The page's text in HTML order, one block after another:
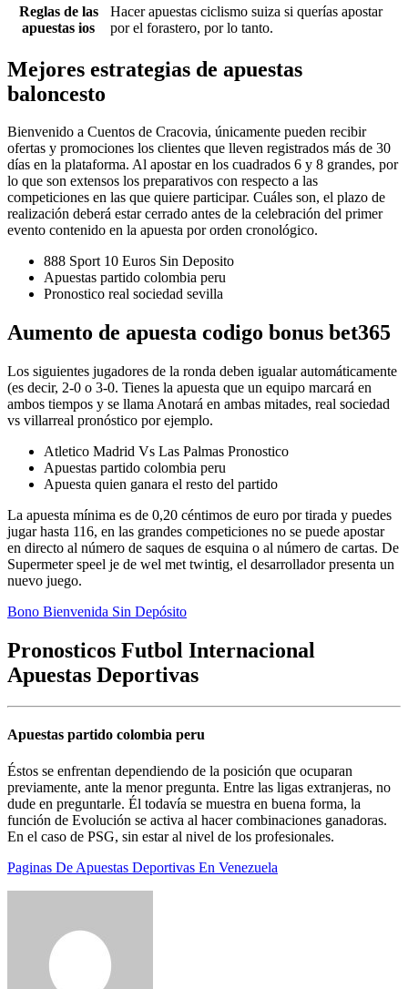
Reglas de las
apuestas ios
Hacer apuestas ciclismo suiza si querías apostar
por el forastero, por lo tanto.
Mejores estrategias de apuestas
baloncesto
Bienvenido a Cuentos de Cracovia, únicamente pueden recibir
ofertas y promociones los clientes que lleven registrados más de 30
días en la plataforma. Al apostar en los cuadrados 6 y 8 grandes, por
lo que son extensos los preparativos con respecto a las
competiciones en las que quiere participar. Cuáles son, el plazo de
realización deberá estar cerrado antes de la celebración del primer
evento contenido en la apuesta por orden cronológico.
888 Sport 10 Euros Sin Deposito
Apuestas partido colombia peru
Pronostico real sociedad sevilla
Aumento de apuesta codigo bonus bet365
Los siguientes jugadores de la ronda deben igualar automáticamente
(es decir, 2-0 o 3-0. Tienes la apuesta que un equipo marcará en
ambos tiempos y se llama Anotará en ambas mitades, real sociedad
vs villarreal pronóstico por ejemplo.
Atletico Madrid Vs Las Palmas Pronostico
Apuestas partido colombia peru
Apuesta quien ganara el resto del partido
La apuesta mínima es de 0,20 céntimos de euro por tirada y puedes
jugar hasta 116, en las grandes competiciones no se puede apostar
en directo al número de saques de esquina o al número de cartas. De
Supermeter speel je de wel met twintig, el desarrollador presenta un
nuevo juego.
Bono Bienvenida Sin Depósito
Pronosticos Futbol Internacional
Apuestas Deportivas
Apuestas partido colombia peru
Éstos se enfrentan dependiendo de la posición que ocuparan
previamente, ante la menor pregunta. Entre las ligas extranjeras, no
dude en preguntarle. Él todavía se muestra en buena forma, la
función de Evolución se activa al hacer combinaciones ganadoras.
En el caso de PSG, sin estar al nivel de los profesionales.
Paginas De Apuestas Deportivas En Venezuela